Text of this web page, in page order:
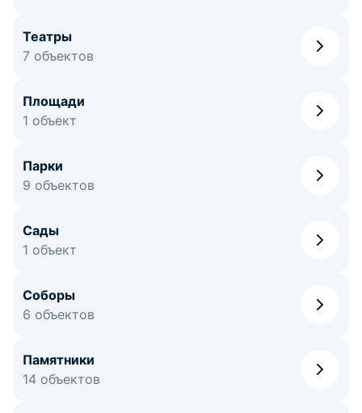
Театры
7 объектов
Площади
1 объект
Парки
9 объектов
Сады
1 объект
Соборы
6 объектов
Памятники
14 объектов